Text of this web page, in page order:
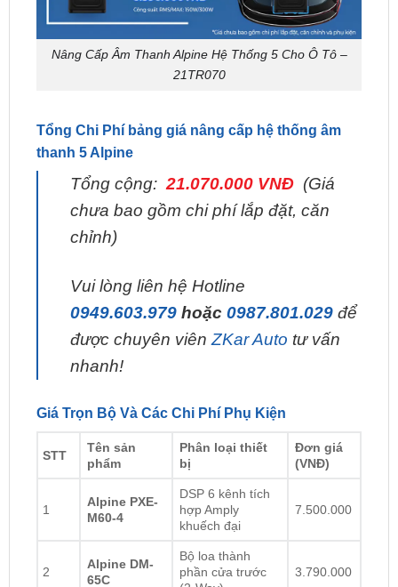
Nâng Cấp Âm Thanh Alpine Hệ Thống 5 Cho Ô Tô –
21TR070
Tổng Chi Phí bảng giá nâng cấp hệ thống âm
Tổng cộng:21.070.000 VNĐ(Giá
chưa bao gồm chi phí lắp đặt, căn
chỉnh)
Vui lòng liên hệ Hotline
được chuyên viênZKar Auto
nhanh!
Giá Trọn Bộ Và Các Chi Phí Phụ Kiện
STT
phẩm
bị
1
Alpine PXE-
M60-4
DSP 6 kênh tích
hợp Amply
7.500.000
Alpine DM-
Bộ loa thành
phần cửa trước
3
Alpine DM-
Cặp loa đồng trục
3.190.000